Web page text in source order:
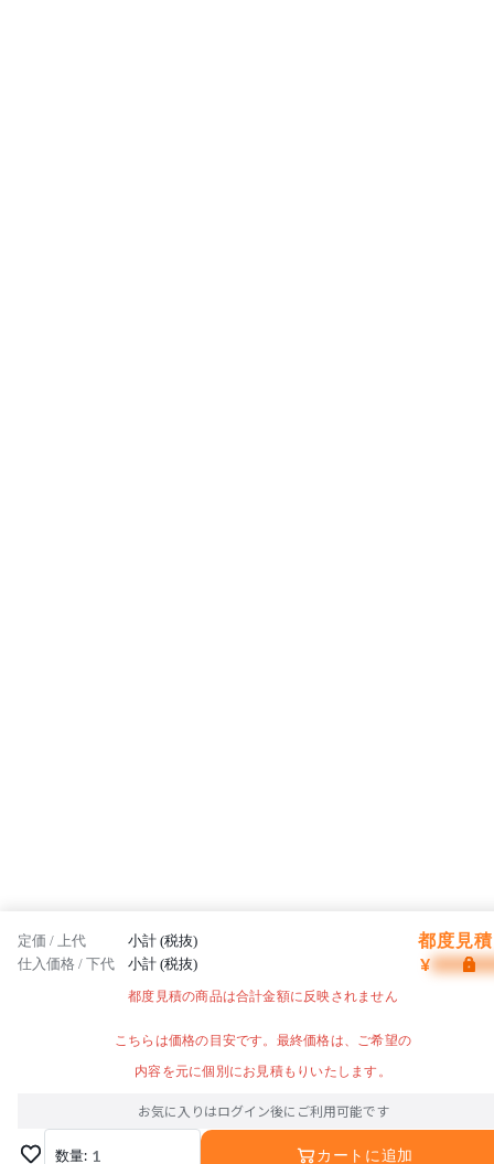
定価 / 上代 小計 (税抜) 都度見
仕入価格 / 下代 小計 (税抜) ¥
都度見積の商品は合計金額に反映されません
こちらは価格の目安です。最終価格は、ご希望の
内容を元に個別にお見積もりいたします。
お気に入りはログイン後にご利用可能です
数量: 1 カートに追加